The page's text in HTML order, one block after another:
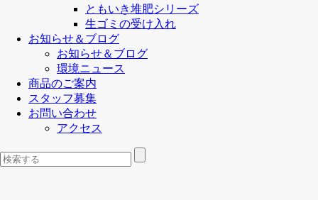
ともいき堆肥シリーズ
生ゴミの受け入れ
お知らせ＆ブログ
お知らせ＆ブログ
環境ニュース
商品のご案内
スタッフ募集
お問い合わせ
アクセス